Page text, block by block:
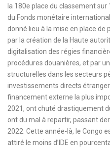
la 180e place du classement
du Fonds monétaire
donné lieu à la mise en place
par la création de la Haute
digitalisation des régies
procédures douanières, et par
structurelles dans les secteurs
investissements directs
financement externe la plus
2021, ont chuté drastiquement
ont du mal à repartir, passant
2022. Cette année-là, le Congo
attiré le moins d’IDE en